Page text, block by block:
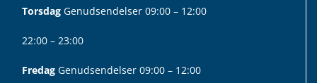
Torsdag Genudsendelser 09:00 – 12:00
22:00 – 23:00
Fredag Genudsendelser 09:00 – 12:00